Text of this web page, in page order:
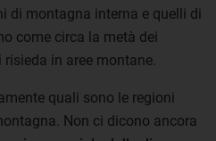
di montagna interna e quelli di
come circa la metà dei
in aree montane.
quali sono le regioni
Non ci dicono ancora